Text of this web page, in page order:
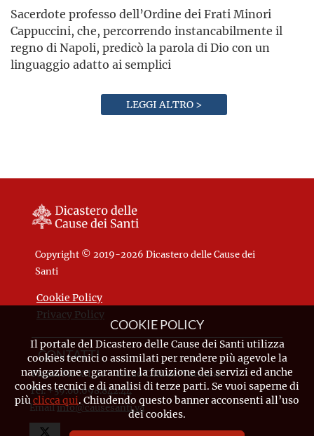
Sacerdote professo dell’Ordine dei Frati Minori
Cappuccini, che, percorrendo instancabilmente il
regno di Napoli, predicò la parola di Dio con un
linguaggio adatto ai semplici
LEGGI ALTRO >
Copyright © 2019-2026 Dicastero delle Cause dei
Santi
Cookie Policy
Privacy Policy
CONTATTI
Piazza Pio XII, 10 - 00120 Città del Vaticano
Tel. +39.06.698.842.44
Emailinfo@causesanti.va
COOKIE POLICY
Il portale del Dicastero delle Cause dei Santi utilizza
cookies tecnici o assimilati per rendere più agevole la
navigazione e garantire la fruizione dei servizi ed anche
cookies tecnici e di analisi di terze parti. Se vuoi saperne di
piùclicca qui. Chiudendo questo banner acconsenti all’uso
dei cookies.